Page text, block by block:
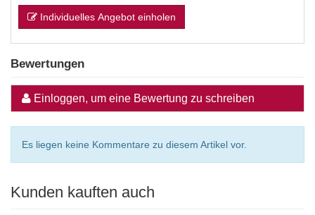
Individuelles Angebot einholen
Bewertungen
Einloggen, um eine Bewertung zu schreiben
Es liegen keine Kommentare zu diesem Artikel vor.
Kunden kauften auch